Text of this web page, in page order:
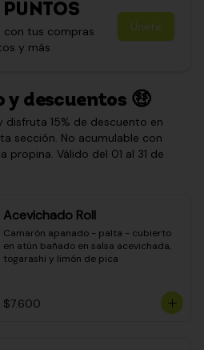
PUNTOS
con tus compras
y más
Únete
y descuentos 🤑
disfruta 15% de descuento en
sección. No acumulable con
propina. Válido del 01 al 31 de
Acevichado Roll
Camarón apanado - palta - cubierto
en atún bañado en salsa acevichada,
togarashi y limón de pica
$7.600